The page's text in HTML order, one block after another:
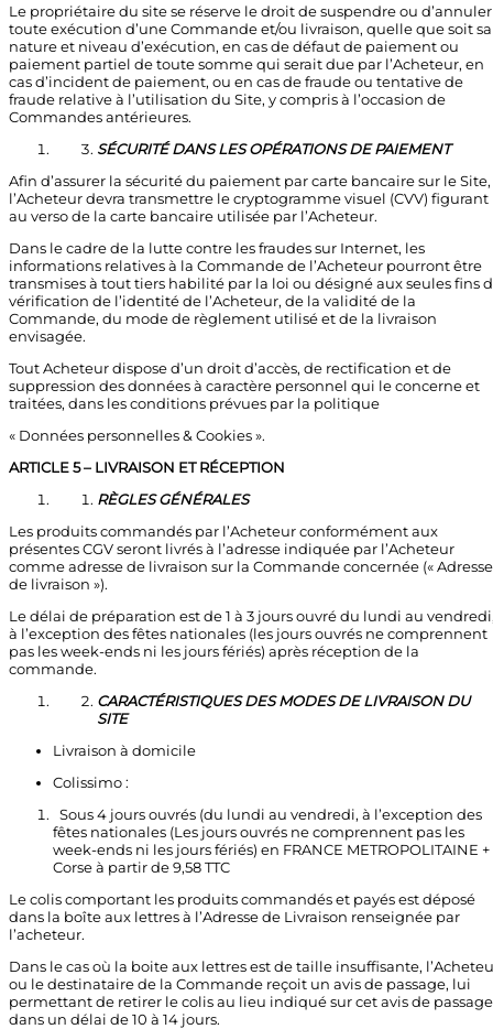
Le propriétaire du site se réserve le droit de suspendre ou d’annuler
toute exécution d’une Commande et/ou livraison, quelle que soit sa
nature et niveau d’exécution, en cas de défaut de paiement ou
paiement partiel de toute somme qui serait due par l’Acheteur, en
cas d’incident de paiement, ou en cas de fraude ou tentative de
fraude relative à l’utilisation du Site, y compris à l’occasion de
Commandes antérieures.
SÉCURITÉ DANS LES OPÉRATIONS DE PAIEMENT
Afin d’assurer la sécurité du paiement par carte bancaire sur le Site,
l’Acheteur devra transmettre le cryptogramme visuel (CVV) figurant
au verso de la carte bancaire utilisée par l’Acheteur.
Dans le cadre de la lutte contre les fraudes sur Internet, les
informations relatives à la Commande de l’Acheteur pourront être
transmises à tout tiers habilité par la loi ou désigné aux seules fins
vérification de l’identité de l’Acheteur, de la validité de la
Commande, du mode de règlement utilisé et de la livraison
envisagée.
Tout Acheteur dispose d’un droit d’accès, de rectification et de
suppression des données à caractère personnel qui le concerne et
traitées, dans les conditions prévues par la politique
« Données personnelles & Cookies ».
ARTICLE 5 – LIVRAISON ET RÉCEPTION
RÈGLES GÉNÉRALES
Les produits commandés par l’Acheteur conformément aux
présentes CGV seront livrés à l’adresse indiquée par l’Acheteur
comme adresse de livraison sur la Commande concernée (« Adresse
de livraison »).
Le délai de préparation est de 1 à 3 jours ouvré du lundi au
à l’exception des fêtes nationales (les jours ouvrés ne comprennent
pas les week-ends ni les jours fériés) après réception de la
commande.
CARACTÉRISTIQUES DES MODES DE LIVRAISON DU
SITE
Livraison à domicile
Colissimo :
Sous 4 jours ouvrés (du lundi au vendredi, à l’exception des
fêtes nationales (Les jours ouvrés ne comprennent pas les
week-ends ni les jours fériés) en FRANCE METROPOLITAINE +
Corse à partir de 9,58 TTC
Le colis comportant les produits commandés et payés est déposé
dans la boîte aux lettres à l’Adresse de Livraison renseignée par
l’acheteur.
Dans le cas où la boite aux lettres est de taille insuffisante,
ou le destinataire de la Commande reçoit un avis de passage, lui
permettant de retirer le colis au lieu indiqué sur cet avis de passage
dans un délai de 10 à 14 jours.